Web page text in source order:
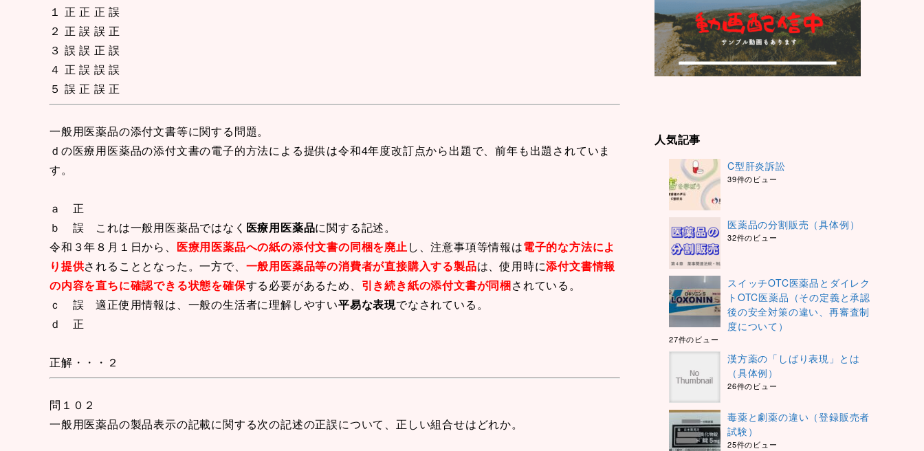
１ 正 正 正 誤
２ 正 誤 誤 正
３ 誤 誤 正 誤
４ 正 誤 誤 誤
５ 誤 正 誤 正
一般用医薬品の添付文書等に関する問題。
ｄの医療用医薬品の添付文書の電子的方法による提供は令和4年度改訂点から出題で、前年も出題されていま
す。
ａ 正
ｂ 誤 これは一般用医薬品ではなく 医療用医薬品に関する記述。
令和３年８月１日から、 医療用医薬品への紙の添付文書の同梱を廃止し、注意事項等情報は電子的な方法によ
り提供されることとなった。一方で、 一般用医薬品等の消費者が直接購入する製品は、使用時に添付文書情報
の内容を直ちに確認できる状態を確保する必要があるため、 引き続き紙の添付文書が同梱されている。
ｃ 誤 適正使用情報は、一般の生活者に理解しやすい平易な表現でなされている。
ｄ 正
正解・・・２
問１０２
一般用医薬品の製品表示の記載に関する次の記述の正誤について、正しい組合せはどれか。
人気記事
C型肝炎訴訟
39件のビュー
医薬品の分割販売（具体例）
32件のビュー
スイッチOTC医薬品とダイレク
トOTC医薬品（その定義と承認
後の安全対策の違い、再審査制
度について）
27件のビュー
漢方薬の「しばり表現」とは
（具体例）
26件のビュー
毒薬と劇薬の違い（登録販売者
試験）
25件のビュー